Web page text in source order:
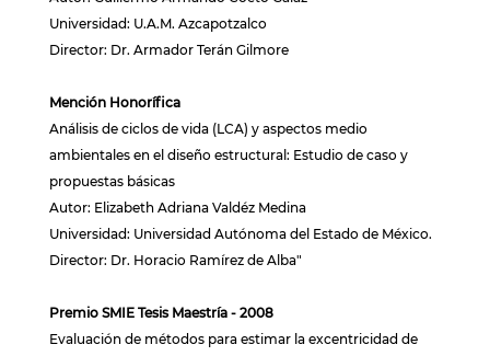
Universidad: U.A.M. Azcapotzalco
Director: Dr. Armador Terán Gilmore
Mención Honorífica
Análisis de ciclos de vida (LCA) y aspectos medio
ambientales en el diseño estructural: Estudio de caso y
propuestas básicas
Autor: Elizabeth Adriana Valdéz Medina
Universidad: Universidad Autónoma del Estado de México.
Director: Dr. Horacio Ramírez de Alba"
Premio SMIE Tesis Maestría - 2008
Evaluación de métodos para estimar la excentricidad de